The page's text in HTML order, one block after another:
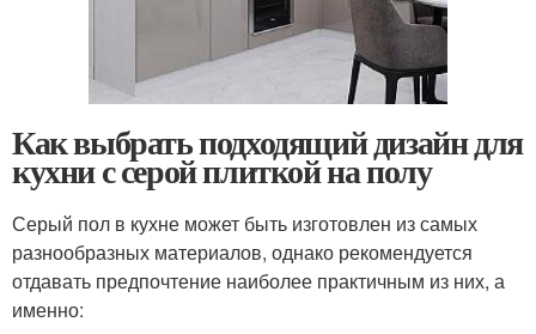
Как выбрать подходящий дизайн для
кухни с серой плиткой на полу
Серый пол в кухне может быть изготовлен из самых
разнообразных материалов, однако рекомендуется
отдавать предпочтение наиболее практичным из них, а
именно: